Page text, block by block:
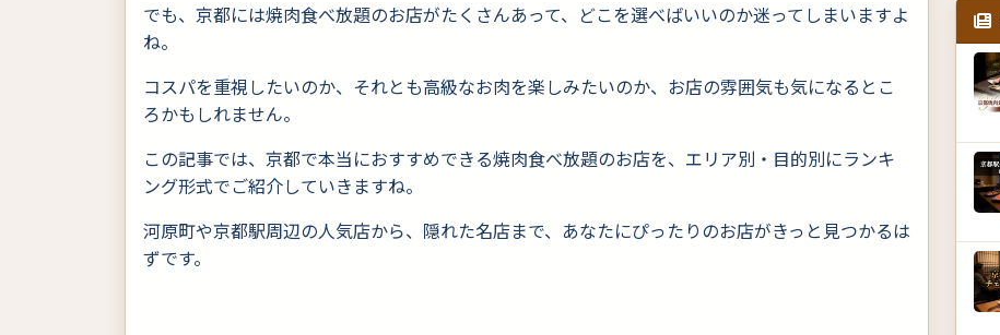
でも、京都には焼肉食べ放題のお店がたくさんあって、どこを選べばいいのか迷ってしまいますよ
ね。
コスパを重視したいのか、それとも高級なお肉を楽しみたいのか、お店の雰囲気も気になるとこ
ろかもしれません。
この記事では、京都で本当におすすめできる焼肉食べ放題のお店を、エリア別・目的別にランキ
ング形式でご紹介していきますね。
河原町や京都駅周辺の人気店から、隠れた名店まで、あなたにぴったりのお店がきっと見つかるは
ずです。